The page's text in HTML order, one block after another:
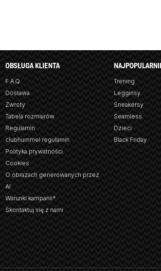
OBSŁUGA KLIENTA
F.A.Q
Dostawa
Zwroty
Tabela rozmiarów
Regulamin
clubhummel regulamin
Polityka prywatności
Cookies
O obrazach generowanych przez
AI
Warunki kampanii*
Skontaktuj się z nami
Trening
Legginsy
Sneakersy
Seamless
Dzieci
Black Friday